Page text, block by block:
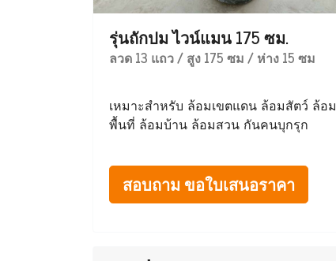
รุ่นถักปม ไวน์แมน 175 ซม.
ลวด 13 แถว / สูง 175 ซม / ห่าง 15 ซม
เหมาะสำหรับ ล้อมเขตแดน ล้อมสัตว์ ล้อม
พื้นที่ ล้อมบ้าน ล้อมสวน กันคนบุกรุก
สอบถาม ขอใบเสนอราคา